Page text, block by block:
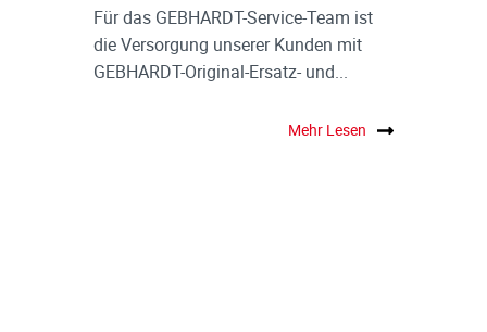
Für das GEBHARDT-Service-Team ist
die Versorgung unserer Kunden mit
GEBHARDT-Original-Ersatz- und...
Mehr Lesen